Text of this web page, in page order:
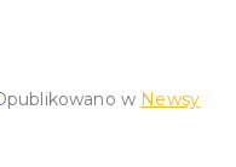
w Newsy